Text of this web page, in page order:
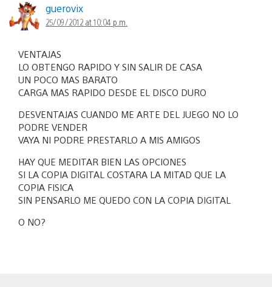
guerovix
25/09/2012 at 10:04 p.m.
VENTAJAS
LO OBTENGO RAPIDO Y SIN SALIR DE CASA
UN POCO MAS BARATO
CARGA MAS RAPIDO DESDE EL DISCO DURO
DESVENTAJAS CUANDO ME ARTE DEL JUEGO NO LO
PODRE VENDER
VAYA NI PODRE PRESTARLO A MIS AMIGOS
HAY QUE MEDITAR BIEN LAS OPCIONES
SI LA COPIA DIGITAL COSTARA LA MITAD QUE LA
COPIA FISICA
SIN PENSARLO ME QUEDO CON LA COPIA DIGITAL
O NO?